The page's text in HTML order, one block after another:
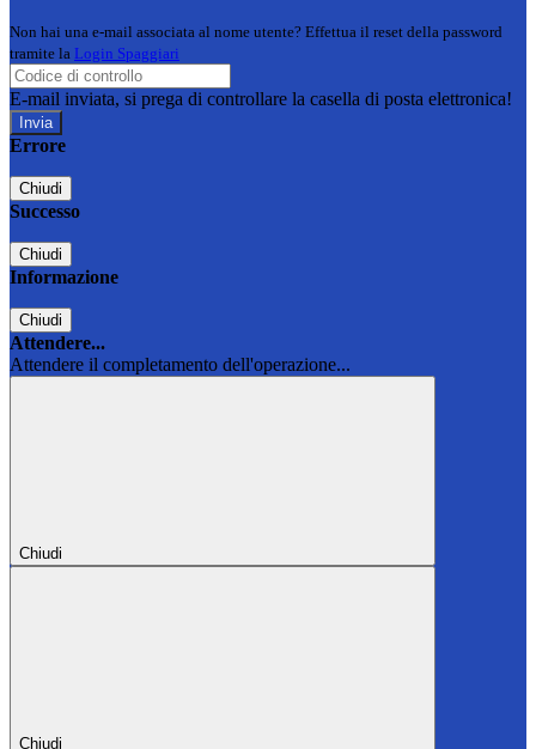
Non hai una e-mail associata al nome utente? Effettua il reset della password
tramite la Login Spaggiari
E-mail inviata, si prega di controllare la casella di posta elettronica!
Errore
Chiudi
Successo
Chiudi
Informazione
Chiudi
Attendere...
Attendere il completamento dell'operazione...
Chiudi
Chiudi